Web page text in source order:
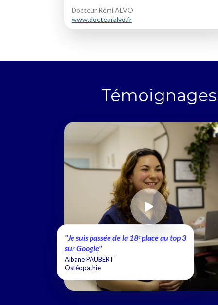
Docteur Rémi ALVO
www.docteuralvo.fr
"Je suis passée de la 18ᵉ place au top 3
sur Google"
Albane PAUBERT
Ostéopathie